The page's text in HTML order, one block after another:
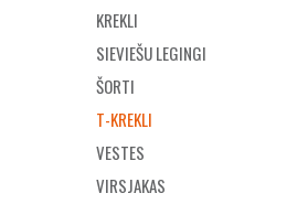
KREKLI
SIEVIEŠU LEGINGI
ŠORTI
T-KREKLI
VESTES
VIRSJAKAS